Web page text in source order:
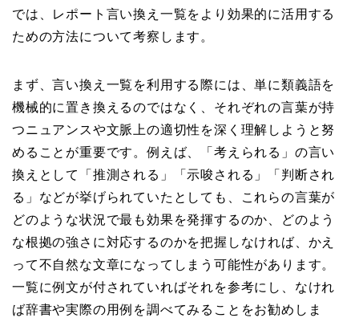
では、レポート言い換え一覧をより効果的に活用する
ための方法について考察します。
まず、言い換え一覧を利用する際には、単に類義語を
機械的に置き換えるのではなく、それぞれの言葉が持
つニュアンスや文脈上の適切性を深く理解しようと努
めることが重要です。例えば、「考えられる」の言い
換えとして「推測される」「示唆される」「判断され
る」などが挙げられていたとしても、これらの言葉が
どのような状況で最も効果を発揮するのか、どのよう
な根拠の強さに対応するのかを把握しなければ、かえ
って不自然な文章になってしまう可能性があります。
一覧に例文が付されていればそれを参考にし、なけれ
ば辞書や実際の用例を調べてみることをお勧めしま